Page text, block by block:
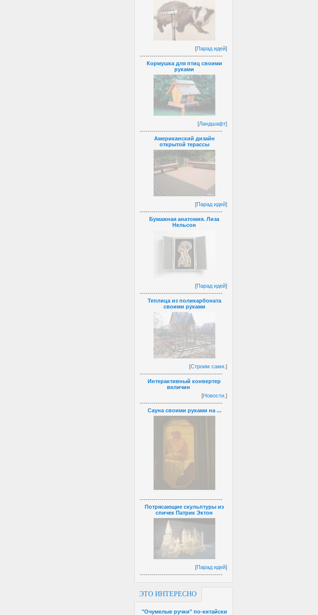
[Парад идей]
------------------------------------------
Кормушка для птиц своими
руками
[Ландшафт]
------------------------------------------
Американский дизайн
открытой терассы
[Парад идей]
------------------------------------------
Бумажная анатомия. Лиза
Нельсон
[Парад идей]
------------------------------------------
Теплица из поликарбоната
своими руками
[Строим сами. ]
------------------------------------------
Интерактивный конвертер
величин
[Новости. ]
------------------------------------------
Сауна своими руками на ...
------------------------------------------
Потрясающие скульптуры из
спичек Патрик Эктон
[Парад идей]
------------------------------------------
ЭТО ИНТЕРЕСНО
"Очумелые ручки" по-китайски